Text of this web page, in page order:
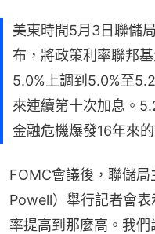
美東時間5月3日聯儲
布，將政策利率聯邦
5.0%上調到5.0%至
來連續第十次加息。
金融危機爆發16年來
FOMC會議後，聯儲
Powell）舉行記者會表
率提高到那麼高。我